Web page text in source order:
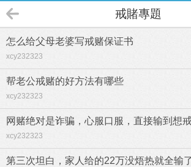
戒賭專題
怎么给父母老婆写戒赌保证书
xcy232323
帮老公戒赌的好方法有哪些
xcy232323
网赌绝对是诈骗，心服口服，直接输到想
xcy232323
第三次坦白，家人给的22万没焐热就全输